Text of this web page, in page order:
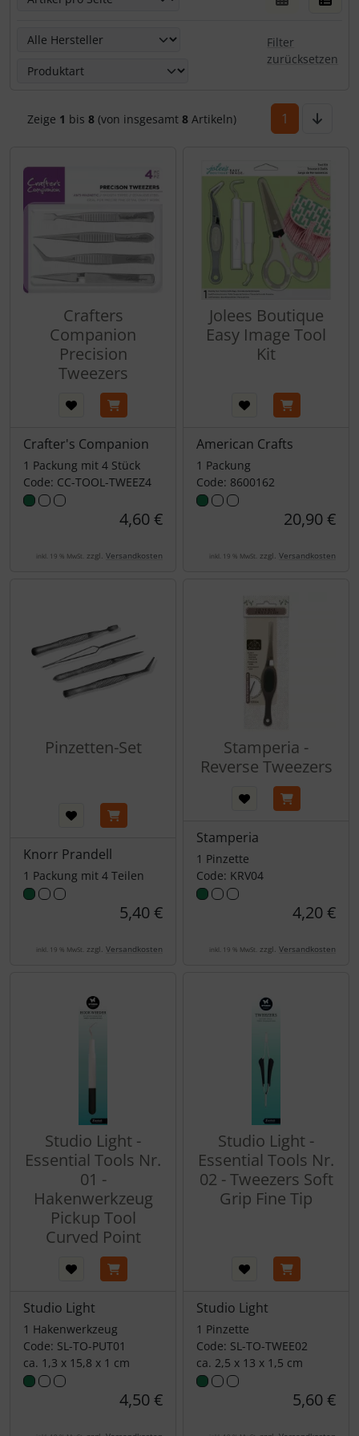
Hier kannst Du die nachfolgenden Artikel nach ihren
Filter
zurücksetzen
Zeige 1 bis 8(von insgesamt 8Artikeln) 1
Crafters
Companion
Precision
Tweezers
Crafter's Companion
1 Packung mit 4 Stück
Code: CC-TOOL-TWEEZ4
4,60 €
inkl. 19 % MwSt. zzgl. Versandkosten
Jolees Boutique
Easy Image Tool
Kit
American Crafts
1 Packung
Code: 8600162
20,90 €
inkl. 19 % MwSt. zzgl. Versandkosten
Pinzetten-Set
Knorr Prandell
1 Packung mit 4 Teilen
5,40 €
inkl. 19 % MwSt. zzgl. Versandkosten
Stamperia -
Reverse Tweezers
Stamperia
1 Pinzette
Code: KRV04
4,20 €
inkl. 19 % MwSt. zzgl. Versandkosten
Studio Light -
Essential Tools Nr.
01 -
Hakenwerkzeug
Pickup Tool
Curved Point
Studio Light
1 Hakenwerkzeug
Code: SL-TO-PUT01
ca. 1,3 x 15,8 x 1 cm
4,50 €
Studio Light -
Essential Tools Nr.
02 - Tweezers Soft
Grip Fine Tip
Studio Light
1 Pinzette
Code: SL-TO-TWEE02
ca. 2,5 x 13 x 1,5 cm
5,60 €